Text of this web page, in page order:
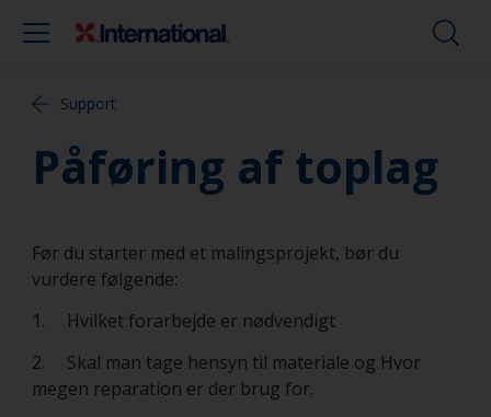
Support
Påføring af toplag
Før du starter med et malingsprojekt, bør du
vurdere følgende:
1. Hvilket forarbejde er nødvendigt
2. Skal man tage hensyn til materiale og Hvor
megen reparation er der brug for.